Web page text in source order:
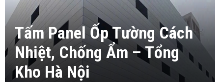
Tấm Panel Ốp Tường Cách
Nhiệt, Chống Ẩm – Tổng
Kho Hà Nội